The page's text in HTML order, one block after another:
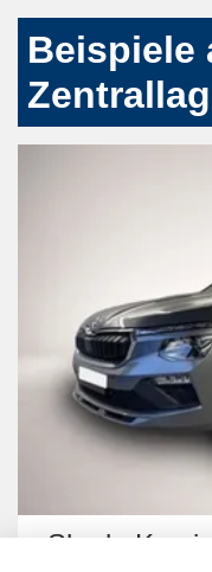
Beispiele
Skoda Kamiq